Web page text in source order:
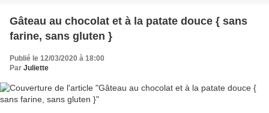
Gâteau au chocolat et à la patate douce { sans
farine, sans gluten }
Publié le 12/03/2020 à 18:00
Par Juliette